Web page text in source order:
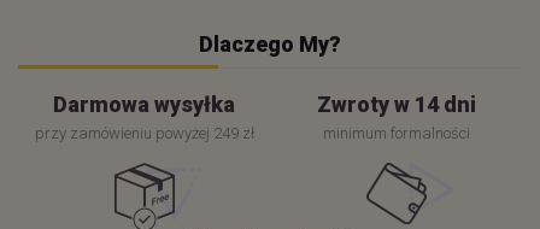
Dlaczego My?
Darmowa wysyłka
przy zamówieniu powyżej 249 zł
Zwroty w 14 dni
minimum formalności